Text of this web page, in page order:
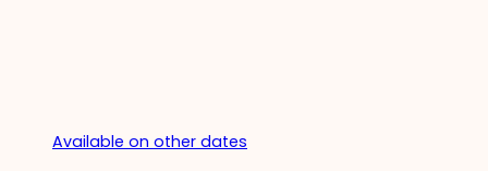
Available on other dates